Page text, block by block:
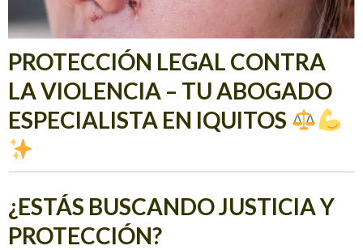
PROTECCIÓN LEGAL CONTRA
LA VIOLENCIA – TU ABOGADO
ESPECIALISTA EN IQUITOS
¿ESTÁS BUSCANDO JUSTICIA Y
PROTECCIÓN?